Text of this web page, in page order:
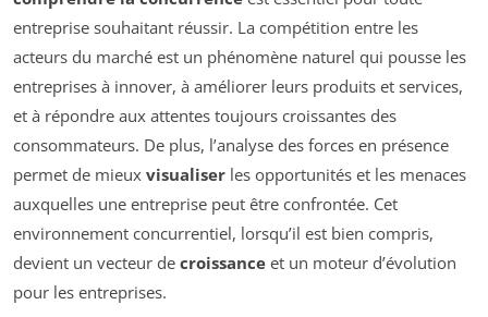
entreprise souhaitant réussir. La compétition entre les
acteurs du marché est un phénomène naturel qui pousse les
entreprises à innover, à améliorer leurs produits et services,
et à répondre aux attentes toujours croissantes des
consommateurs. De plus, l’analyse des forces en présence
permet de mieux visualiser les opportunités et les menaces
auxquelles une entreprise peut être confrontée. Cet
environnement concurrentiel, lorsqu’il est bien compris,
devient un vecteur de croissance et un moteur d’évolution
pour les entreprises.